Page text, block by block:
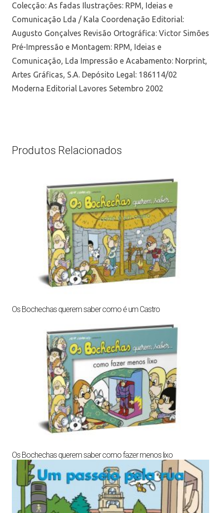
Colecção: As fadas Ilustrações: RPM, Ideias e
Comunicação Lda / Kala Coordenação Editorial:
Augusto Gonçalves Revisão Ortográfica: Victor Simões
Pré-Impressão e Montagem: RPM, Ideias e
Comunicação, Lda Impressão e Acabamento: Norprint,
Artes Gráficas, S.A. Depósito Legal: 186114/02
Moderna Editorial Lavores Setembro 2002
Produtos Relacionados
Os Bochechas querem saber como é um Castro
Os Bochechas querem saber como fazer menos lixo